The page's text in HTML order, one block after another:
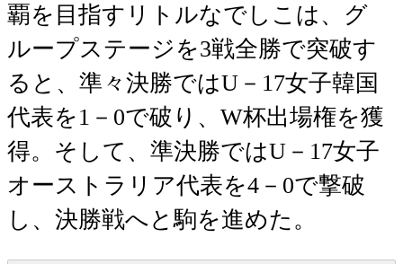
覇を目指すリトルなでしこは、グ
ループステージを3戦全勝で突破す
ると、準々決勝ではU－17女子韓国
代表を1－0で破り、W杯出場権を獲
得。そして、準決勝ではU－17女子
オーストラリア代表を4－0で撃破
し、決勝戦へと駒を進めた。